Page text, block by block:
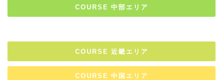
COURSE 中部エリア
COURSE 近畿エリア
COURSE 中国エリア